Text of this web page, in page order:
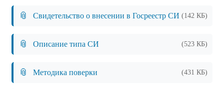
📎 Свидетельство о внесении в Госреестр СИ (142 КБ)
📎 Описание типа СИ (523 КБ)
📎 Методика поверки (431 КБ)